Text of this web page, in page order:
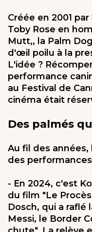
Créée en 2001
Toby Rose en
Mutt,, la Palm
d'œil poilu à la
L'idée ?
performance
au Festival de
cinéma était
Des palmés
Au fil des
des
- En 2024, c'est
du film "Le
Dosch, qui a raflé
Messi, le Border